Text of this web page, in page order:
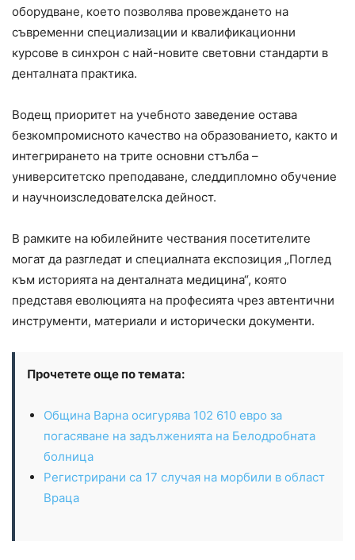
оборудване, което позволява провеждането на
съвременни специализации и квалификационни
курсове в синхрон с най-новите световни стандарти в
денталната практика.
Водещ приоритет на учебното заведение остава
безкомпромисното качество на образованието, както и
интегрирането на трите основни стълба –
университетско преподаване, следдипломно обучение
и научноизследователска дейност.
В рамките на юбилейните чествания посетителите
могат да разгледат и специалната експозиция „Поглед
към историята на денталната медицина“, която
представя еволюцията на професията чрез автентични
инструменти, материали и исторически документи.
Прочетете още по темата:
Община Варна осигурява 102 610 евро за
погасяване на задълженията на Белодробната
болница
Регистрирани са 17 случая на морбили в област
Враца